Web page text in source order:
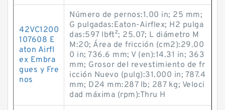
42VC1200
107608 E
aton Airfl
ex Embra
gues y Fre
nos
Número de pernos:1.00 in; 25 mm;
G pulgadas:Eaton-Airflex; H2 pulga
das:597 lb·ft²; 25.07; L diámetro M
M:20; Área de fricción (cm2):29.00
0 in; 736.6 mm; V (en):14.31 in; 363
mm; Grosor del revestimiento de fr
icción Nuevo (pulg):31.000 in; 787.4
mm; D24 mm:287 lb; 287 kg; Veloci
dad máxima (rpm):Thru H